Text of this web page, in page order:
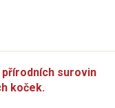
surovin
koček.